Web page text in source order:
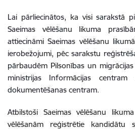
Lai pārliecinātos, ka visi sarakstā
Saeimas vēlēšanu likuma
attiecināmi Saeimas vēlēšanu
ierobežojumi, pēc sarakstu
pārbaudēm Pilsonības un
ministrijas Informācijas
dokumentēšanas centram.
Atbilstoši Saeimas vēlēšanu
vēlēšanām reģistrētie kandidātu